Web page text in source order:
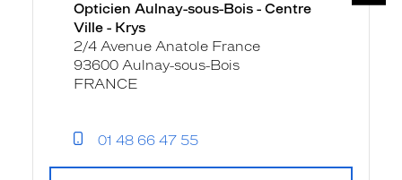
Opticien Aulnay-sous-Bois - Centre
Ville - Krys
2/4 Avenue Anatole France
93600 Aulnay-sous-Bois
FRANCE
01 48 66 47 55